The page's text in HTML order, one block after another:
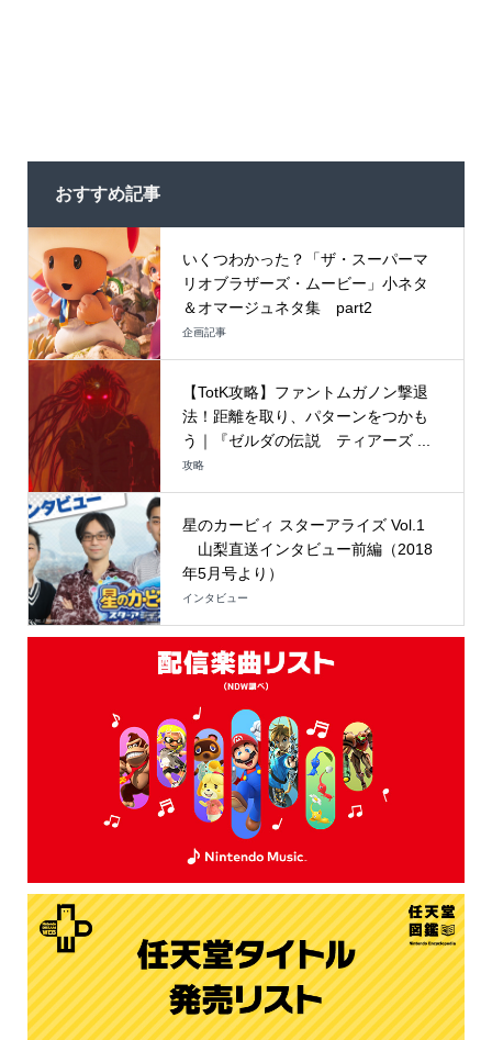
おすすめ記事
いくつわかった？「ザ・スーパーマ
リオブラザーズ・ムービー」小ネタ
＆オマージュネタ集 part2
企画記事
【TotK攻略】ファントムガノン撃退
法！距離を取り、パターンをつかも
う｜『ゼルダの伝説 ティアーズ ...
攻略
星のカービィ スターアライズ Vol.1
山梨直送インタビュー前編（2018
年5月号より）
インタビュー